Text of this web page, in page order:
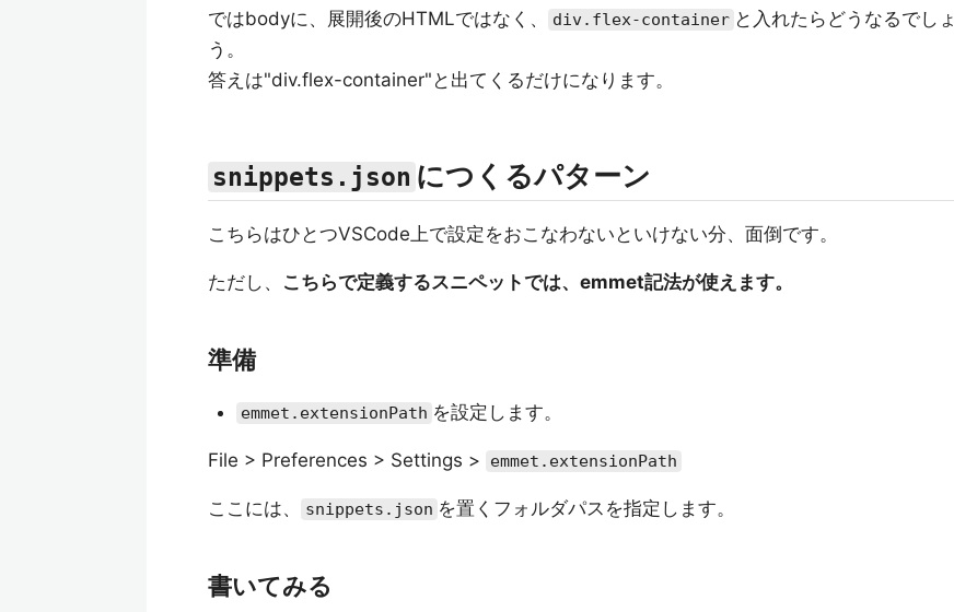
ではbodyに、展開後のHTMLではなく、 div.flex-container と入れたらどうなるでしょ
う。
答えは"div.flex-container"と出てくるだけになります。
snippets.json につくるパターン
こちらはひとつVSCode上で設定をおこなわないといけない分、面倒です。
ただし、 こちらで定義するスニペットでは、emmet記法が使えます。
準備
emmet.extensionPath を設定します。
File > Preferences > Settings > emmet.extensionPath
ここには、 snippets.json を置くフォルダパスを指定します。
書いてみる